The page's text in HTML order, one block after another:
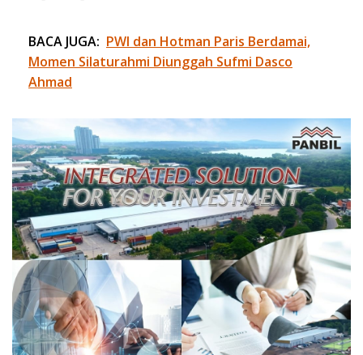
BACA JUGA: PWI dan Hotman Paris Berdamai,
Momen Silaturahmi Diunggah Sufmi Dasco
Ahmad